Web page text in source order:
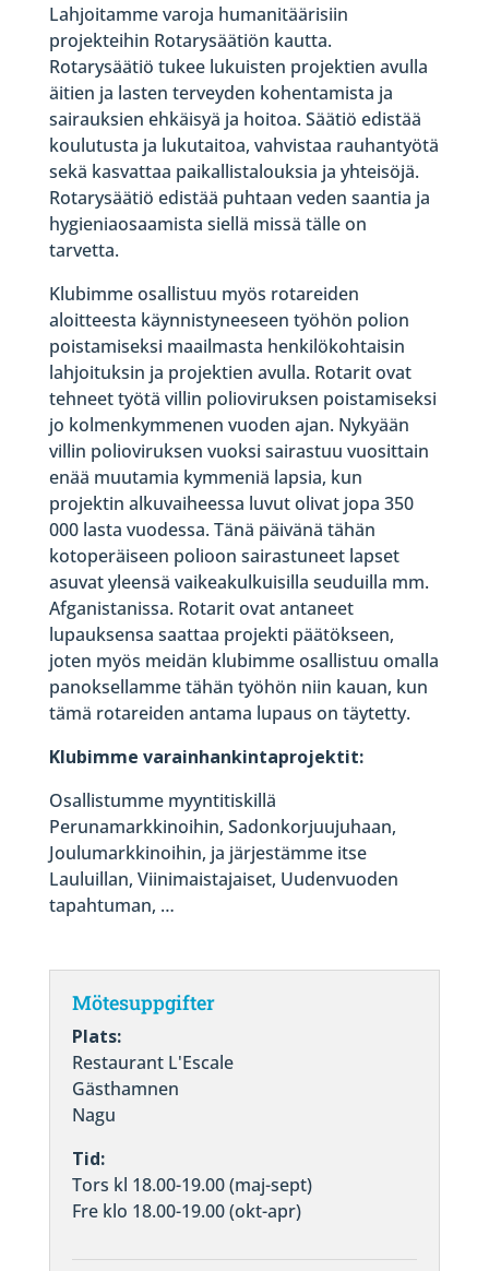
Lahjoitamme varoja humanitäärisiin
projekteihin Rotarysäätiön kautta.
Rotarysäätiö tukee lukuisten projektien avulla
äitien ja lasten terveyden kohentamista ja
sairauksien ehkäisyä ja hoitoa. Säätiö edistää
koulutusta ja lukutaitoa, vahvistaa rauhantyötä
sekä kasvattaa paikallistalouksia ja yhteisöjä.
Rotarysäätiö edistää puhtaan veden saantia ja
hygieniaosaamista siellä missä tälle on
tarvetta.
Klubimme osallistuu myös rotareiden
aloitteesta käynnistyneeseen työhön polion
poistamiseksi maailmasta henkilökohtaisin
lahjoituksin ja projektien avulla. Rotarit ovat
tehneet työtä villin polioviruksen poistamiseksi
jo kolmenkymmenen vuoden ajan. Nykyään
villin polioviruksen vuoksi sairastuu vuosittain
enää muutamia kymmeniä lapsia, kun
projektin alkuvaiheessa luvut olivat jopa 350
000 lasta vuodessa. Tänä päivänä tähän
kotoperäiseen polioon sairastuneet lapset
asuvat yleensä vaikeakulkuisilla seuduilla mm.
Afganistanissa. Rotarit ovat antaneet
lupauksensa saattaa projekti päätökseen,
joten myös meidän klubimme osallistuu omalla
panoksellamme tähän työhön niin kauan, kun
tämä rotareiden antama lupaus on täytetty.
Klubimme varainhankintaprojektit:
Osallistumme myyntitiskillä
Perunamarkkinoihin, Sadonkorjuujuhaan,
Joulumarkkinoihin, ja järjestämme itse
Lauluillan, Viinimaistajaiset, Uudenvuoden
tapahtuman, …
Mötesuppgifter
Plats:
Restaurant L'Escale
Gästhamnen
Nagu
Tid:
Tors kl 18.00-19.00 (maj-sept)
Fre klo 18.00-19.00 (okt-apr)